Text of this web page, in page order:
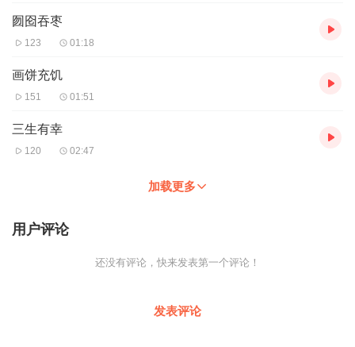
囫囵吞枣
123 01:18
画饼充饥
151 01:51
三生有幸
120 02:47
加载更多
用户评论
还没有评论，快来发表第一个评论！
发表评论